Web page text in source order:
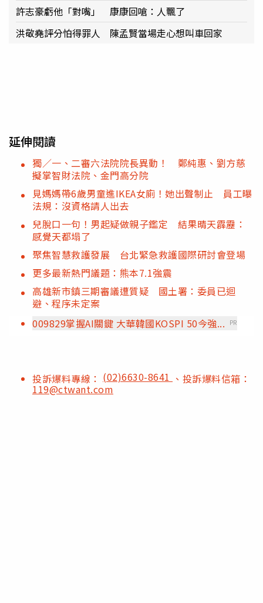
許志豪虧他「對嘴」 康康回嗆：人飄了
洪敬堯評分怕得罪人 陳孟賢當場走心想叫車回家
延伸閱讀
獨／一、二審六法院院長異動！ 鄭純惠、劉方慈
擬掌智財法院、金門高分院
見媽媽帶6歲男童進IKEA女廁！她出聲制止 員工曝
法規：沒資格請人出去
兒脫口一句！男起疑做親子鑑定 結果晴天霹靂：
感覺天都塌了
聚焦智慧救護發展 台北緊急救護國際研討會登場
更多最新熱門議題：熊本7.1強震
高雄新市鎮三期審議遭質疑 國土署：委員已迴
避、程序未定案
009829掌握AI關鍵 大華韓國KOSPI 50今強...
PR
投訴爆料專線： (02)6630-8641 、投訴爆料信箱：
119@ctwant.com